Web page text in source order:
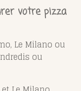
votre pizza
Le Milano ou
ou